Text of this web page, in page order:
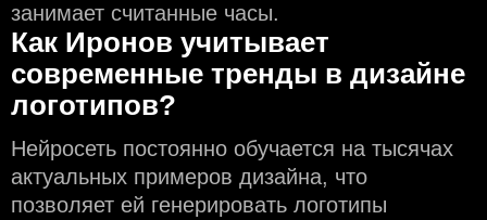
занимает считанные часы.
Как Иронов учитывает
современные тренды в дизайне
логотипов?
Нейросеть постоянно обучается на тысячах
актуальных примеров дизайна, что
позволяет ей генерировать логотипы